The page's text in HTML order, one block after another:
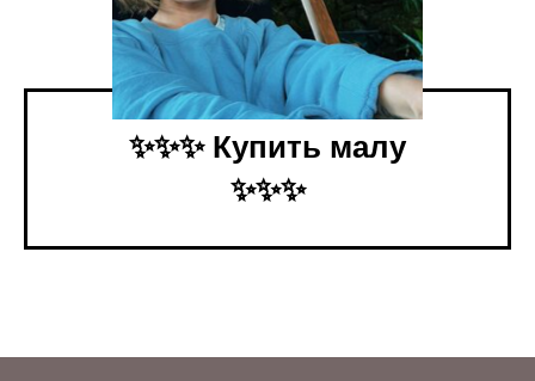
Ольга
Создатель украшений
Евгения
✨✨✨ Купить малу
✨✨✨